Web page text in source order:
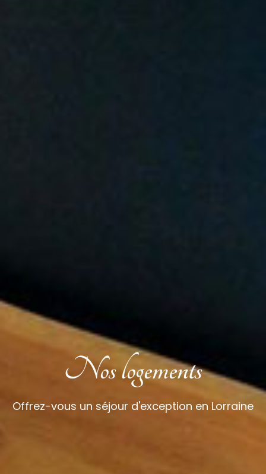
Nos logements
Offrez-vous un séjour d'exception en Lorraine